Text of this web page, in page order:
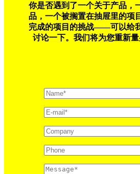
你是否遇到了一个关于产品，
品，一个被搁置在抽屉里的项
完成的项目的挑战——可以给
讨论一下。我们将为您重新量